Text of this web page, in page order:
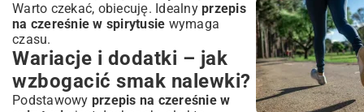
Warto czekać, obiecuję. Idealny przepis
na czereśnie w spirytusie wymaga
czasu.
Wariacje i dodatki – jak
wzbogacić smak nalewki?
Podstawowy przepis na czereśnie w